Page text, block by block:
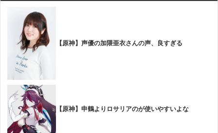
【原神】声優の加隈亜衣さんの声、良すぎる
【原神】申鶴よりロサリアのが使いやすいよな